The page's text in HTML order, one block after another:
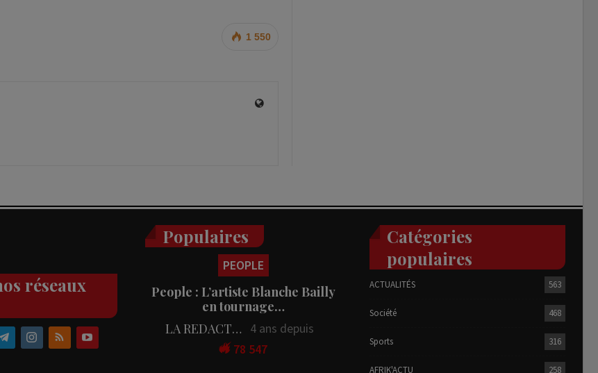
1 550
réseaux
Populaires
PEOPLE
People : L’artiste Blanche Bailly
en tournage…
LA REDACTION
4 ans depuis
78 547
Catégories
populaires
ACTUALITÉS 563
Société 468
Sports 316
AFRIK'ACTU 258